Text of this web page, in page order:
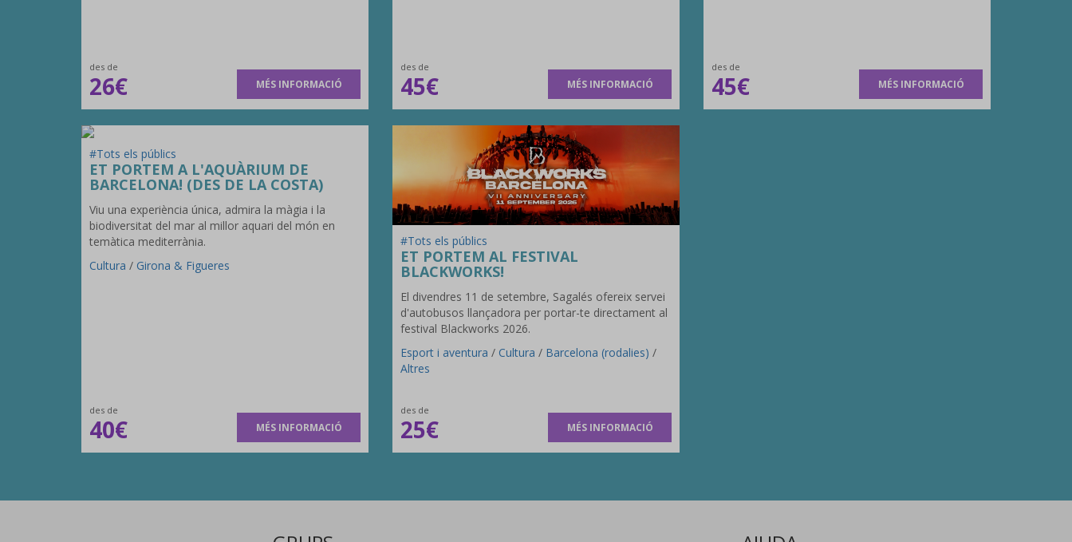
des de
26€ MÉS INFORMACIÓ
des de
45€ MÉS INFORMACIÓ
des de
45€ MÉS INFORMACIÓ
#Tots els públics
ET PORTEM A L'AQUÀRIUM DE
BARCELONA! (DES DE LA COSTA)
Viu una experiència única, admira la màgia i la
biodiversitat del mar al millor aquari del món en
temàtica mediterrània.
Cultura / Girona & Figueres
des de
40€ MÉS INFORMACIÓ
#Tots els públics
ET PORTEM AL FESTIVAL
BLACKWORKS!
El divendres 11 de setembre, Sagalés ofereix servei
d'autobusos llançadora per portar-te directament al
festival Blackworks 2026.
Esport i aventura / Cultura / Barcelona (rodalies) /
Altres
des de
25€ MÉS INFORMACIÓ